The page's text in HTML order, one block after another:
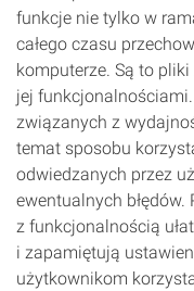
funkcje nie tylko w
całego czasu
komputerze. Są to
jej
związanych z
temat sposobu
odwiedzanych przez
ewentualnych
z funkcjonalnością
i zapamiętują
użytkownikom